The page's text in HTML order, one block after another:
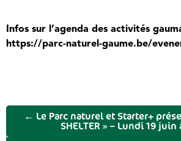
Infos sur l’agenda des activités
https://parc-naturel-gaume.be/
← Le Parc naturel et Starter+
SHELTER » – Lundi 19 juin